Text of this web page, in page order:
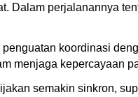
Dalam perjalanannya
koordinasi
menjaga kepercayaan
semakin sinkron,